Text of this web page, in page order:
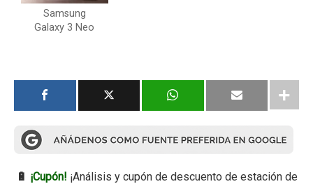
Samsung
Galaxy 3 Neo
🔋 ¡Cupón! ¡Análisis y cupón de descuento de estación de